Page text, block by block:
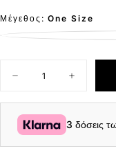
Μέγεθος: One Size
Μείωση
για
Frank
Ανδρικές
Αύξηση
ποσότητας
για
Frank
Ανδρικές
3 δόσεις